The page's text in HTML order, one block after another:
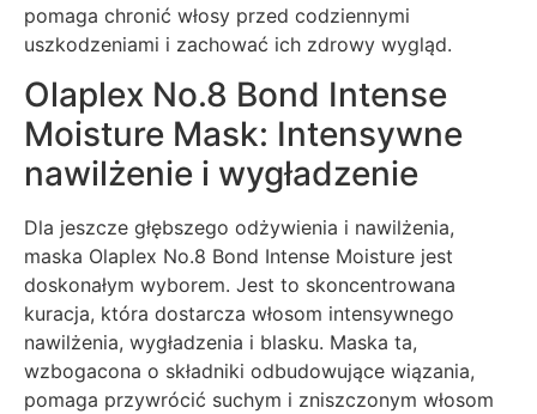
pomaga chronić włosy przed codziennymi
uszkodzeniami i zachować ich zdrowy wygląd.
Olaplex No.8 Bond Intense
Moisture Mask: Intensywne
nawilżenie i wygładzenie
Dla jeszcze głębszego odżywienia i nawilżenia,
maska Olaplex No.8 Bond Intense Moisture jest
doskonałym wyborem. Jest to skoncentrowana
kuracja, która dostarcza włosom intensywnego
nawilżenia, wygładzenia i blasku. Maska ta,
wzbogacona o składniki odbudowujące wiązania,
pomaga przywrócić suchym i zniszczonym włosom